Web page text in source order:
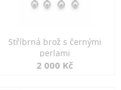
Stříbrná brož s černými
perlami
2 000 Kč